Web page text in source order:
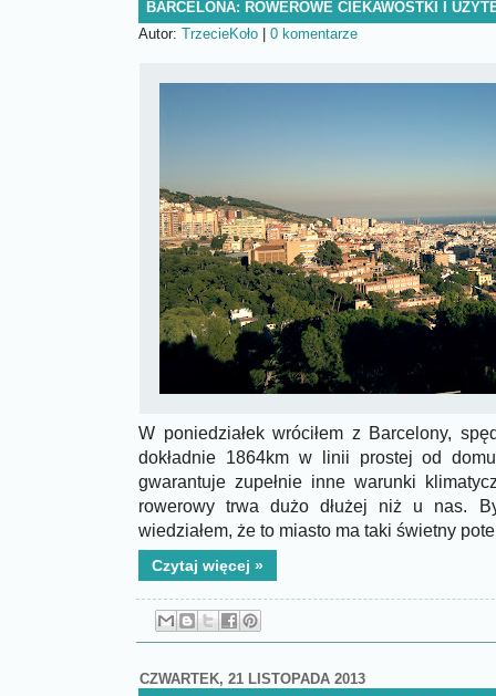
BARCELONA: ROWEROWE CIEKAWOSTKI I
Autor: TrzecieKoło 0 komentarze
W poniedziałek wróciłem z Barcelony,
dokładnie 1864km w linii prostej od
gwarantuje zupełnie inne warunki
rowerowy trwa dużo dłużej niż u nas.
wiedziałem, że to miasto ma taki świetny
Czytaj więcej »
CZWARTEK, 21 LISTOPADA 2013